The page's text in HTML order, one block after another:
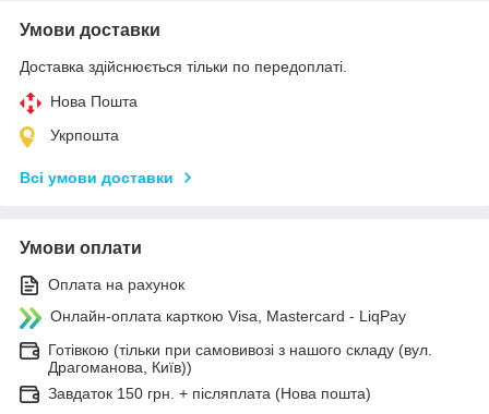
Умови доставки
Доставка здійснюється тільки по передоплаті.
Нова Пошта
Укрпошта
Всі умови доставки
Умови оплати
Оплата на рахунок
Онлайн-оплата карткою Visa, Mastercard - LiqPay
Готівкою (тільки при самовивозі з нашого складу (вул.
Драгоманова, Київ))
Завдаток 150 грн. + післяплата (Нова пошта)